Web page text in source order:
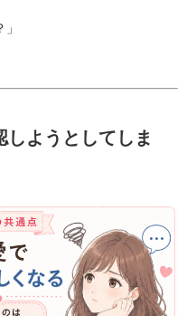
しようとしてしま